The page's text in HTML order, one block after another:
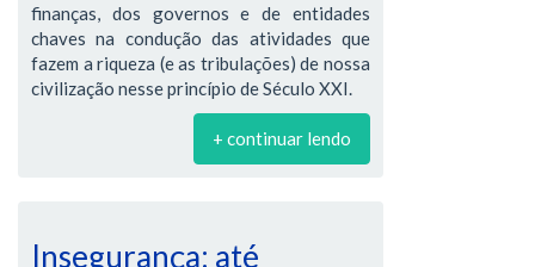
finanças, dos governos e de entidades
chaves na condução das atividades que
fazem a riqueza (e as tribulações) de nossa
civilização nesse princípio de Século XXI.
+ continuar lendo
Insegurança: até